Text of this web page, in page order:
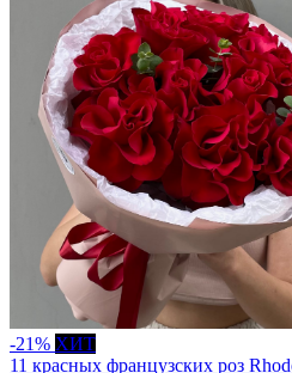
-21% ХИТ
11 красных французских роз